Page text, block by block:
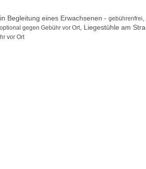
Begleitung eines Erwachsenen - gebührenfrei
optional gegen Gebühr vor Ort , Liegestühle am
vor Ort